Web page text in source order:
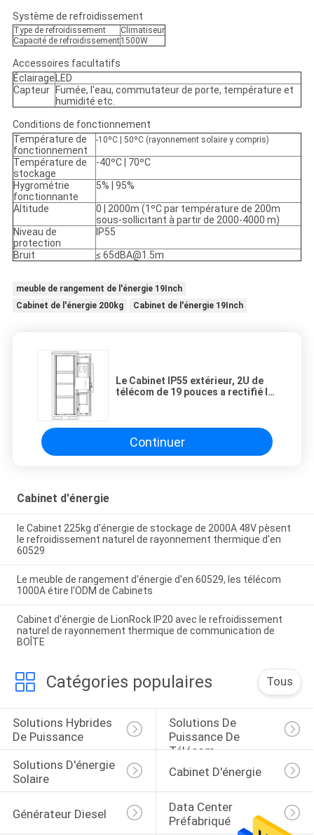
Système de refroidissement
Type de refroidissement
Climatiseur
Capacité de refroidissement1500W
Accessoires facultatifs
Éclairage LED
Capteur
Fumée, l'eau, commutateur de porte, température et
humidité etc.
Conditions de fonctionnement
Température de
fonctionnement
-10ºC | 50ºC (rayonnement solaire y compris)
Température de
stockage
-40ºC | 70ºC
Hygrométrie
fonctionnante
5% | 95%
Altitude
0 | 2000m (1ºC par température de 200m
sous-sollicitant à partir de 2000-4000 m)
Niveau de
protection
IP55
Bruit ≤ 65dBA@1.5m
meuble de rangement de l'énergie 19Inch
Cabinet de l'énergie 200kg
Cabinet de l'énergie 19Inch
Le Cabinet IP55 extérieur, 2U de
télécom de 19 pouces a rectifié le
Continuer
Cabinet d'énergie
le Cabinet 225kg d'énergie de stockage de 2000A 48V pèsent
le refroidissement naturel de rayonnement thermique d'en
60529
Le meuble de rangement d'énergie d'en 60529, les télécom
1000A étire l'ODM de Cabinets
Cabinet d'énergie de LionRock IP20 avec le refroidissement
naturel de rayonnement thermique de communication de
BOÎTE
Catégories populaires Tous
Solutions Hybrides
De Puissance
Solutions De
Puissance De
Télécom
Solutions D'énergie
Solaire
Cabinet D'énergie
Générateur Diesel
Data Center
Préfabriqué